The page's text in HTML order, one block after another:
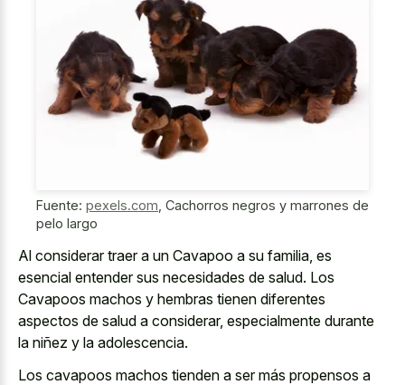
Fuente: pexels.com Cachorros negros y marrones de
pelo largo
Al considerar traer a un Cavapoo a su familia, es
esencial entender sus necesidades de salud. Los
Cavapoos machos y hembras tienen diferentes
aspectos de salud a considerar, especialmente durante
la niñez y la adolescencia.
Los cavapoos machos tienden a ser más propensos a